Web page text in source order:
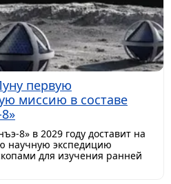
первую
миссию в составе
8» в 2029 году доставит на
научную экспедицию
для изучения ранней